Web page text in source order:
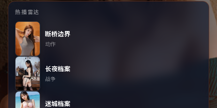
热播雷达
断桥边界
动作
长夜档案
战争
迷城档案